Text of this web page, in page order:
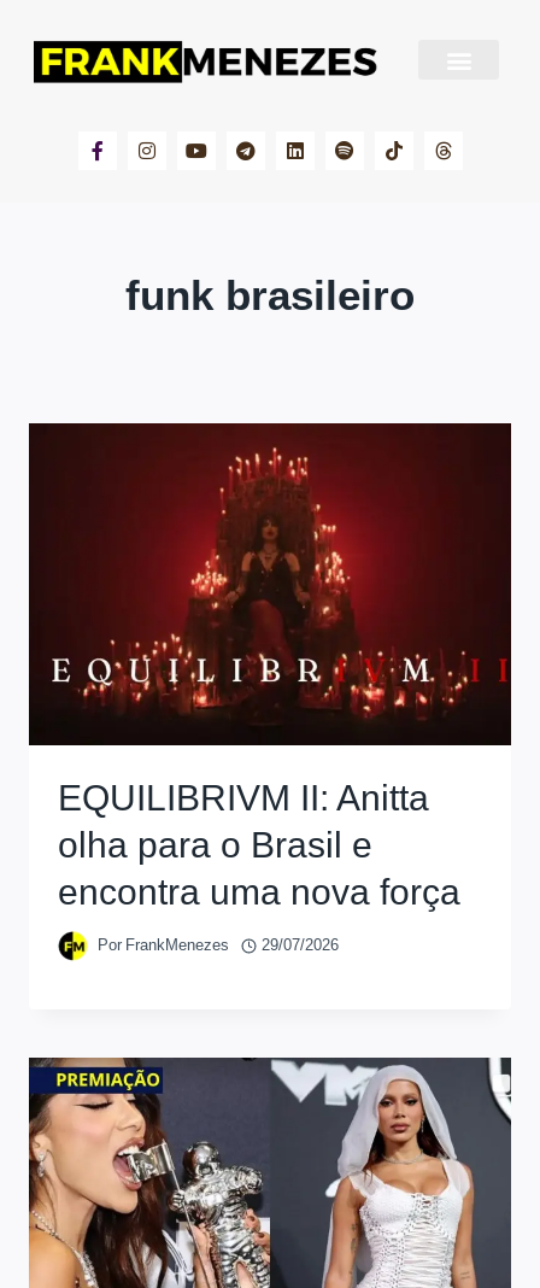
funk brasileiro
EQUILIBRIVM II: Anitta
olha para o Brasil e
encontra uma nova força
Por FrankMenezes 29/07/2026